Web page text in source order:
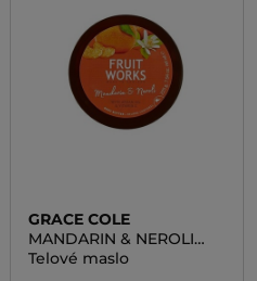
GRACE COLE
MANDARIN & NEROLI
BODY BUTTER
Telové maslo